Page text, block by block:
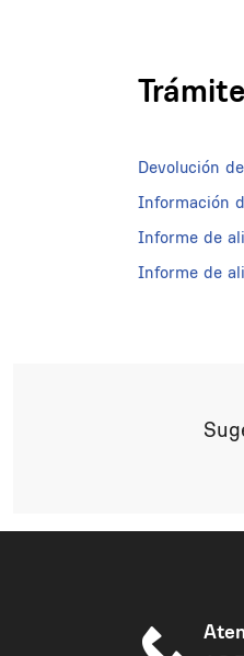
Devolución
Información
Informe de
Informe de